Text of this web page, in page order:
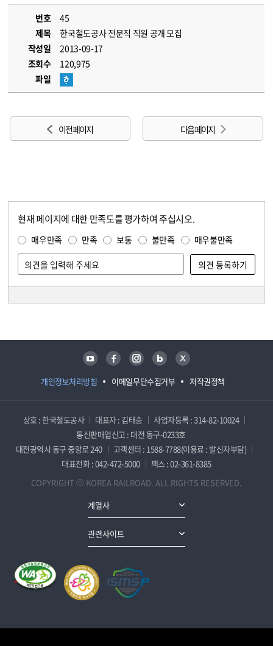
번호
45
제목
한국철도공사 전문직 직원 공개 모집
작성일
2013-09-17
조회수
120,975
파일
이전 페이지 다음 페이지
현재 페이지에 대한 만족도를 평가하여 주십시오.
매우만족 만족 보통 불만족 매우불만족
개인정보처리방침 이메일무단수집거부 저작권정책
유튜브 페이스북 인스타그램 블로그 트위터
상호 : 한국철도공사 대표자 : 김태승
사업자등록 : 314-82-10024
통신판매업신고 : 대전 동구-0233호
대전광역시 동구 중앙로 240
고객센터 : 1588-7788(이용료 : 발신자부담)
대표전화 : 042-472-5000
팩스 : 02-361-8385
COPYRIGHT ⓒ KOREA RAILROAD. ALL RIGHTS RESERVED.
계열사
관련사이트